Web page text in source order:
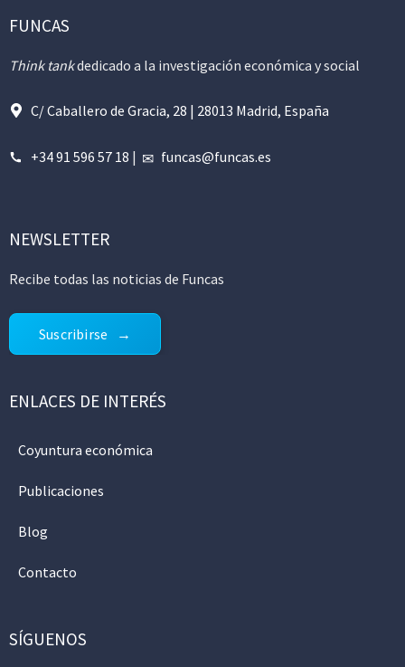
FUNCAS
Think tankdedicado a la investigación económica y social
C/ Caballero de Gracia, 28 | 28013 Madrid, España
+34 91 596 57 18 | funcas@funcas.es
NEWSLETTER
Recibe todas las noticias de Funcas
Suscribirse
ENLACES DE INTERÉS
Coyuntura económica
Publicaciones
Blog
Contacto
SÍGUENOS